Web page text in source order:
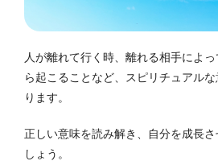
人が離れて行く時、離れる相手によ
ら起こることなど、スピリチュアル
ります。
正しい意味を読み解き、自分を成長
しょう。